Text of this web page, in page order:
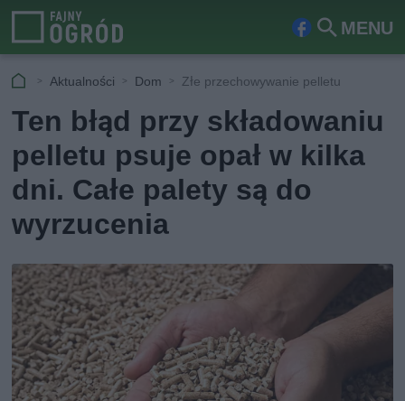
MENU
Fa
ook
Szu
kaj
Aktualności Dom Złe przechowywanie pelletu
Ten błąd przy składowaniu
pelletu psuje opał w kilka
dni. Całe palety są do
wyrzucenia